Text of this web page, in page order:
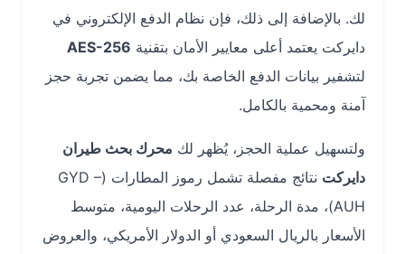
لك. بالإضافة إلى ذلك، فإن نظام الدفع الإلكتروني في
دايركت يعتمد أعلى معايير الأمان بتقنية AES-256
لتشفير بيانات الدفع الخاصة بك، مما يضمن تجربة حجز
آمنة ومحمية بالكامل.
ولتسهيل عملية الحجز، يُظهر لكمحرك بحث طيران
دايركت
نتائج مفصلة تشمل رموز المطارات (GYD –
AUH)، مدة الرحلة، عدد الرحلات اليومية، متوسط
الأسعار بالريال السعودي أو الدولار الأمريكي، والعروض